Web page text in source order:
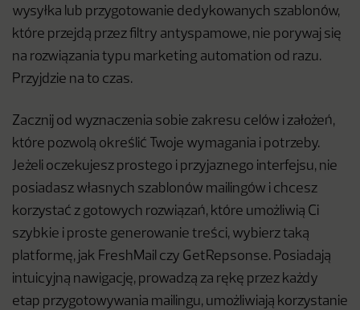
wysyłka lub przygotowanie dedykowanych szablonów,
które przejdą przez filtry antyspamowe, nie porywaj się
na rozwiązania typu marketing automation od razu.
Przyjdzie na to czas.
Zacznij od wyznaczenia sobie zakresu celów i założeń,
które pozwolą określić Twoje wymagania i potrzeby.
Jeżeli oczekujesz prostego i przyjaznego interfejsu, nie
posiadasz własnych szablonów mailingów i chcesz
korzystać z gotowych rozwiązań, które umożliwią Ci
szybkie i proste generowanie treści, wybierz taką
platformę, jak FreshMail czy GetRepsonse. Posiadają
intuicyjną nawigację, prowadzą za rękę przez każdy
etap przygotowywania mailingu, umożliwiają korzystanie